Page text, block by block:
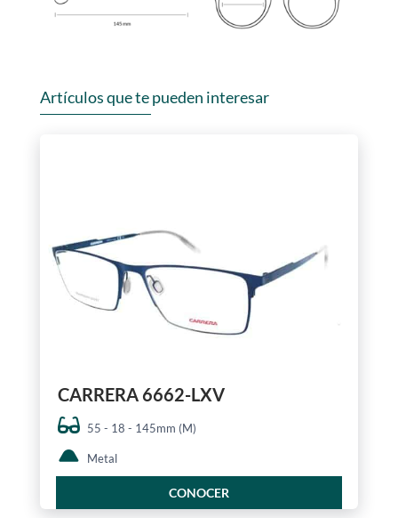
Artículos que te pueden interesar
CARRERA 6662-LXV
55 - 18 - 145mm (M)
Metal
CONOCER